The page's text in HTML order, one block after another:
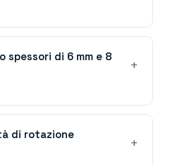
spessori di 6 mm e 8
di rotazione